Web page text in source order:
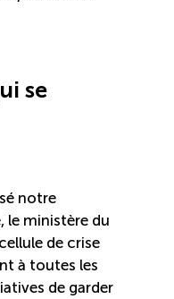
se
notre
le ministère du
de crise
à toutes les
de garder